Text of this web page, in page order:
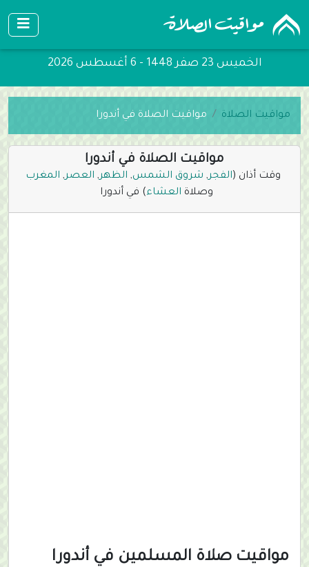
الخميس 23 صفر 1448 - 6 أغسطس 2026
مواقيت الصلاة مواقيت الصلاة في أندورا
مواقيت الصلاة في أندورا
وقت أذان (الفجر, شروق الشمس, الظهر, العصر, المغرب
وصلاة العشاء) في أندورا
مواقيت صلاة المسلمين في أندورا